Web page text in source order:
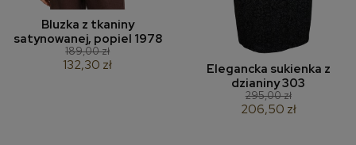
Bluzka z tkaniny
satynowanej, popiel 1978
189,00 zł
132,30 zł
Elegancka sukienka z
dzianiny 303
295,00 zł
206,50 zł